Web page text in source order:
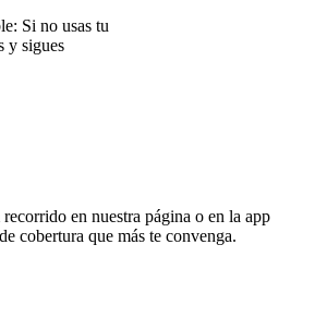
Si no usas tu
y sigues
en nuestra página o en la app
cobertura que más te convenga.